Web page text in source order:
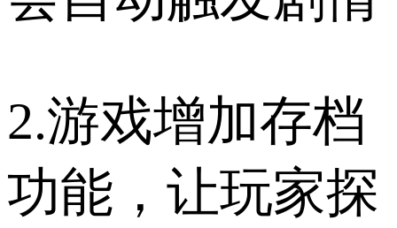
2.游戏增加存档
功能，让玩家探